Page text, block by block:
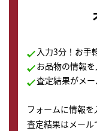
入力3分！お手
お品物の情報
査定結果がメ
フォームに情報を
査定結果はメー